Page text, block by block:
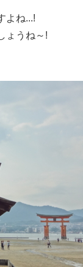
よね...!
ょうね～!